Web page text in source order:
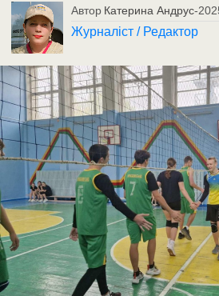
Автор Катерина Андрус-
Журналіст / Редактор